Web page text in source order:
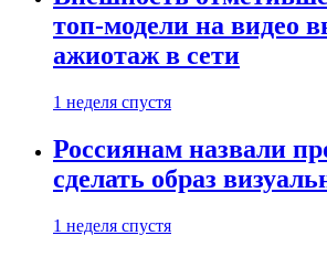
топ-модели на видео
ажиотаж в сети
1 неделя спустя
Россиянам назвали
сделать образ
1 неделя спустя